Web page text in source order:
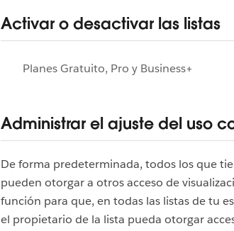
Activar o desactivar las listas
Planes Gratuito, Pro y Business+
Administrar el ajuste del uso
De forma predeterminada, todos los que
pueden otorgar a otros acceso de
función para que, en todas las listas de tu
el propietario de la lista pueda otorgar